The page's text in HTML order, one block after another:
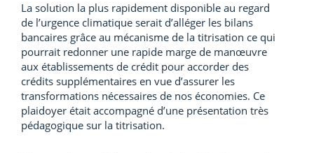
La solution la plus rapidement disponible au regard
de l’urgence climatique serait d’alléger les bilans
bancaires grâce au mécanisme de la titrisation ce qui
pourrait redonner une rapide marge de manœuvre
aux établissements de crédit pour accorder des
crédits supplémentaires en vue d’assurer les
transformations nécessaires de nos économies. Ce
plaidoyer était accompagné d’une présentation très
pédagogique sur la titrisation.